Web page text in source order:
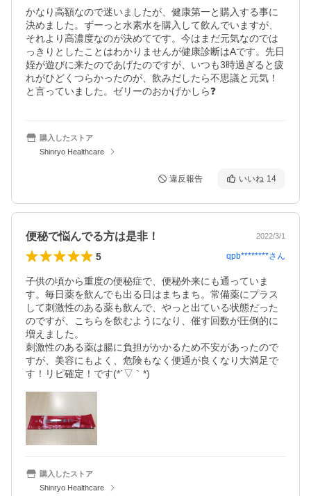
かなり高額なので迷いましたが、健康第一と購入する事に
決めました。ずーっと水素水を購入して飲んでいますが、
それより高濃度なのが決めてです。今はまだ元気なのでは
っきりとしたことはわかりませんが健康診断はAです。先日
姪が遊びに来たのであげたのですが、いつも3時過ぎると疲
れがひどくつらかったのが、飲みだしたら不思議と元気！
と言っていました。ゼリーのおかげかしら❓
購入したストア
Shinryo Healthcare
違反報告 いいね 14
便秘で悩んでる方は是非！ 2022/3/1
5 qpb********さん
子供の頃から重度の便秘症で、便秘外来にも通っていま
す。毎日薬を飲んでも出る日はまちまち。常備薬にプラス
して刺激性のある薬も飲んで、やっと出ている状態だった
のですが、こちらを飲むようになり、催す回数が圧倒的に
増えました。
刺激性のある薬は腸に負担がかかるため不安があったので
すが、美容にもよく、危険もなく便通が良くなり大満足で
す！リピ確定！です(*´▽｀*)
購入したストア
Shinryo Healthcare